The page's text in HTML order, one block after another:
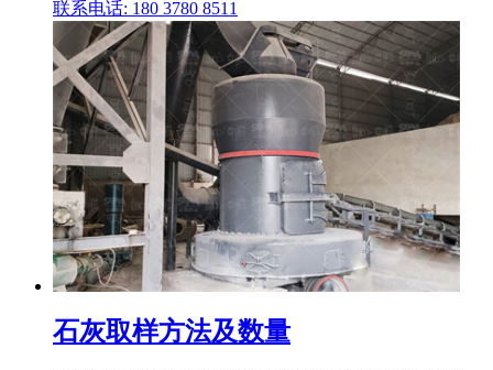
联系电话: 180 3780 8511
石灰取样方法及数量